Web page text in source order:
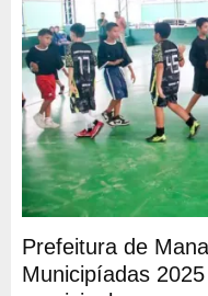
Prefeitura de
Municipíadas